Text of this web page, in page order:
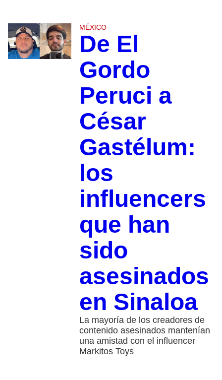
MÉXICO
De El
Gordo
Peruci a
César
Gastélum:
los
influencers
que han
sido
asesinados
en Sinaloa
La mayoría de los creadores de
contenido asesinados mantenían
una amistad con el influencer
Markitos Toys